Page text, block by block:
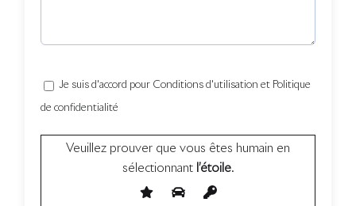
Je suis d'accord pour Conditions d'utilisation et Politique
de confidentialité
Veuillez prouver que vous êtes humain en
sélectionnantl’étoile.